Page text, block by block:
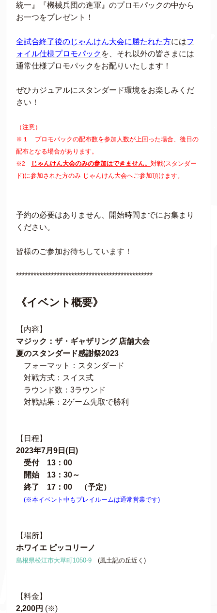
統一』『機械兵団の進軍』のプロモパックの中から
お一つをプレゼント！
全試合終了後のじゃんけん大会に勝たれた方にはフ
ォイル仕様プロモパック を、それ以外の皆さまには
通常仕様プロモパックをお配りいたします！
ぜひカジュアルにスタンダード環境をお楽しみくだ
さい！
（注意）
※１ プロモパックの配布数を参加人数が上回った場合、後日の
配布となる場合があります。
※2 じゃんけん大会のみの参加はできません。 対戦(スタンダー
ド)に参加された方のみ じゃんけん大会へご参加頂けます。
予約の必要はありません、開始時間までにお集まり
ください。
皆様のご参加お待ちしています！
***********************************************
《イベント概要》
【内容】
マジック：ザ・ギャザリング 店舗大会
夏のスタンダード感謝祭2023
フォーマット：スタンダード
対戦方式：スイス式
ラウンド数：3ラウンド
対戦結果：2ゲーム先取で勝利
【日程】
2023年7月9日(日)
受付 13：00
開始 13：30～
終了 17：00 （予定）
(※本イベント中もプレイルームは通常営業です)
【場所】
ホワイエ ピッコリーノ
島根県松江市大草町1050-9 (風土記の丘近く)
【料金】
2,200円 (※)